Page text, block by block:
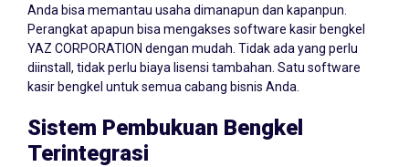
Anda bisa memantau usaha dimanapun dan kapanpun.
Perangkat apapun bisa mengakses software kasir bengkel
YAZ CORPORATION dengan mudah. Tidak ada yang perlu
diinstall, tidak perlu biaya lisensi tambahan. Satu software
kasir bengkel untuk semua cabang bisnis Anda.
Sistem Pembukuan Bengkel
Terintegrasi